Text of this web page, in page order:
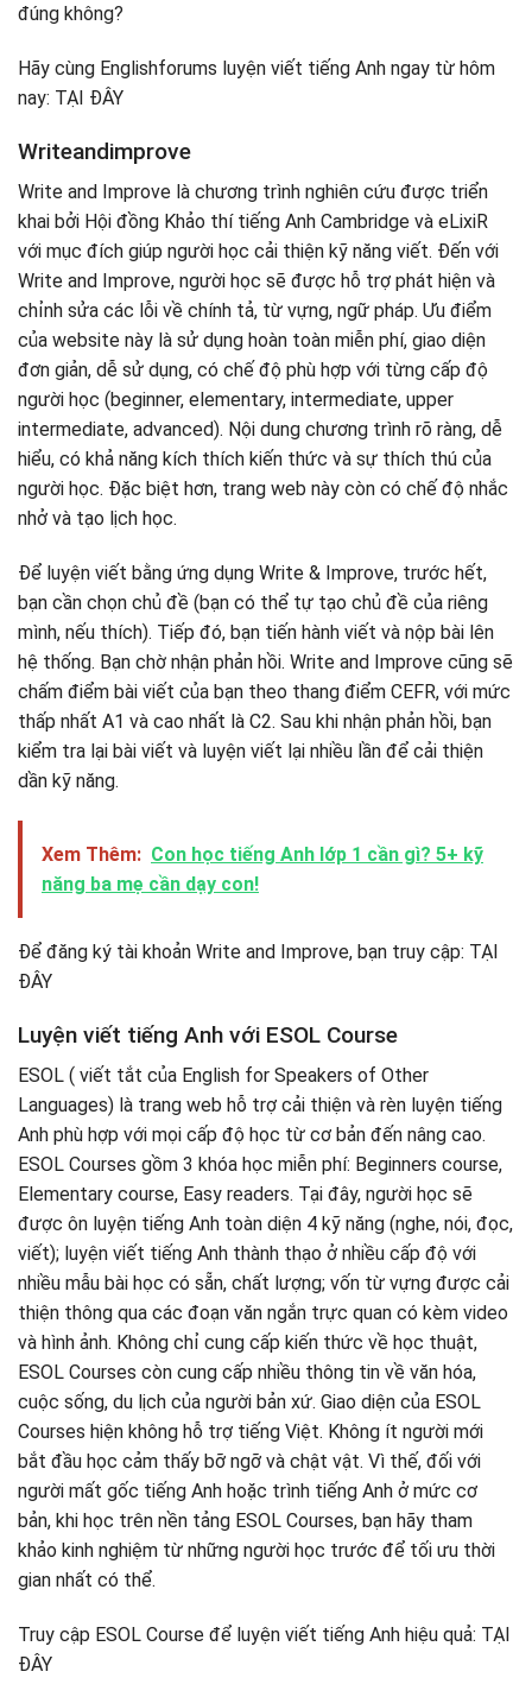
đúng không?
Hãy cùng Englishforums luyện viết tiếng Anh ngay từ hôm
nay: TẠI ĐÂY
Writeandimprove
Write and Improve là chương trình nghiên cứu được triển
khai bởi Hội đồng Khảo thí tiếng Anh Cambridge và eLixiR
với mục đích giúp người học cải thiện kỹ năng viết. Đến với
Write and Improve, người học sẽ được hỗ trợ phát hiện và
chỉnh sửa các lỗi về chính tả, từ vựng, ngữ pháp. Ưu điểm
của website này là sử dụng hoàn toàn miễn phí, giao diện
đơn giản, dễ sử dụng, có chế độ phù hợp với từng cấp độ
người học (beginner, elementary, intermediate, upper
intermediate, advanced). Nội dung chương trình rõ ràng, dễ
hiểu, có khả năng kích thích kiến thức và sự thích thú của
người học. Đặc biệt hơn, trang web này còn có chế độ nhắc
nhở và tạo lịch học.
Để luyện viết bằng ứng dụng Write & Improve, trước hết,
bạn cần chọn chủ đề (bạn có thể tự tạo chủ đề của riêng
mình, nếu thích). Tiếp đó, bạn tiến hành viết và nộp bài lên
hệ thống. Bạn chờ nhận phản hồi. Write and Improve cũng sẽ
chấm điểm bài viết của bạn theo thang điểm CEFR, với mức
thấp nhất A1 và cao nhất là C2. Sau khi nhận phản hồi, bạn
kiểm tra lại bài viết và luyện viết lại nhiều lần để cải thiện
dần kỹ năng.
Xem Thêm: Con học tiếng Anh lớp 1 cần gì? 5+ kỹ
năng ba mẹ cần dạy con!
Để đăng ký tài khoản Write and Improve, bạn truy cập: TẠI
ĐÂY
Luyện viết tiếng Anh với ESOL Course
ESOL ( viết tắt của English for Speakers of Other
Languages) là trang web hỗ trợ cải thiện và rèn luyện tiếng
Anh phù hợp với mọi cấp độ học từ cơ bản đến nâng cao.
ESOL Courses gồm 3 khóa học miễn phí: Beginners course,
Elementary course, Easy readers. Tại đây, người học sẽ
được ôn luyện tiếng Anh toàn diện 4 kỹ năng (nghe, nói, đọc,
viết); luyện viết tiếng Anh thành thạo ở nhiều cấp độ với
nhiều mẫu bài học có sẵn, chất lượng; vốn từ vựng được cải
thiện thông qua các đoạn văn ngắn trực quan có kèm video
và hình ảnh. Không chỉ cung cấp kiến thức về học thuật,
ESOL Courses còn cung cấp nhiều thông tin về văn hóa,
cuộc sống, du lịch của người bản xứ. Giao diện của ESOL
Courses hiện không hỗ trợ tiếng Việt. Không ít người mới
bắt đầu học cảm thấy bỡ ngỡ và chật vật. Vì thế, đối với
người mất gốc tiếng Anh hoặc trình tiếng Anh ở mức cơ
bản, khi học trên nền tảng ESOL Courses, bạn hãy tham
khảo kinh nghiệm từ những người học trước để tối ưu thời
gian nhất có thể.
Truy cập ESOL Course để luyện viết tiếng Anh hiệu quả: TẠI
ĐÂY